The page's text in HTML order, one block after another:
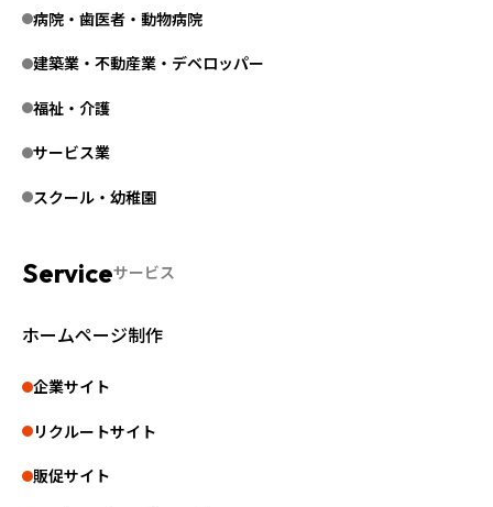
病院・歯医者・動物病院
建築業・不動産業・デベロッパー
福祉・介護
サービス業
スクール・幼稚園
サービス
ホームページ制作
企業サイト
リクルートサイト
販促サイト